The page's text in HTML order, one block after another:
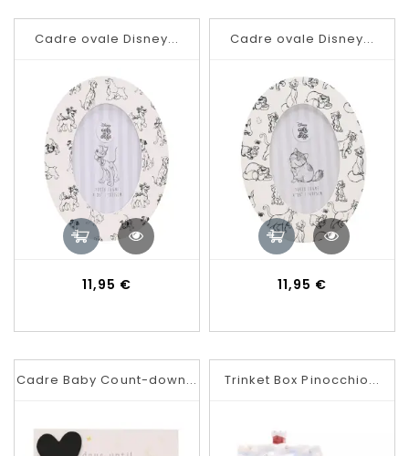
Cadre ovale Disney...
11,95 €Prix
Cadre ovale Disney...
11,95 €Prix
Cadre Baby Count-down... Trinket Box Pinocchio...